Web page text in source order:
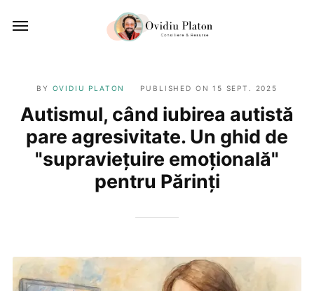
BY OVIDIU PLATON PUBLISHED ON15 SEPT. 2025
Autismul, când iubirea autistă
pare agresivitate. Un ghid de
"supraviețuire emoțională"
pentru Părinți